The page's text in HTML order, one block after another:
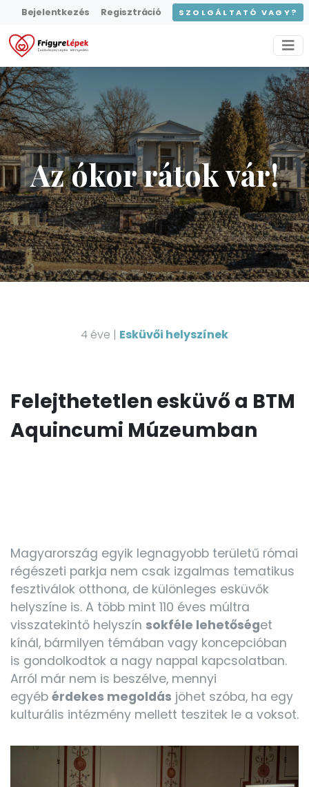
Bejelentkezés Regisztráció SZOLGÁLTATÓ VAGY?
Az ókor rátok vár!
4 éve | Esküvői helyszínek
Felejthetetlen esküvő a BTM
Aquincumi Múzeumban
Magyarország egyik legnagyobb területű római
régészeti parkja nem csak izgalmas tematikus
fesztiválok otthona, de különleges esküvők
helyszíne is. A több mint 110 éves múltra
visszatekintő helyszín sokféle lehetőséget
kínál, bármilyen témában vagy koncepcióban
is gondolkodtok a nagy nappal kapcsolatban.
Arról már nem is beszélve, mennyi
egyéb érdekes megoldás jöhet szóba, ha egy
kulturális intézmény mellett teszitek le a voksot.